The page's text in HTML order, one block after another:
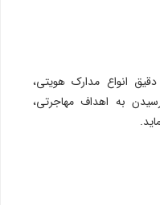
انواع مدارک هویتی،
به اهداف مهاجرتی،